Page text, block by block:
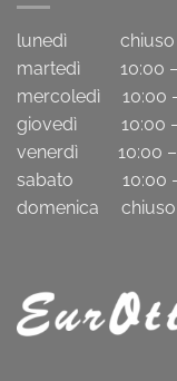
lunedì chiuso
martedì 10:00 –
mercoledì 10:00
giovedì 10:00 –
venerdì 10:00 –
sabato 10:00 –
domenica chiuso